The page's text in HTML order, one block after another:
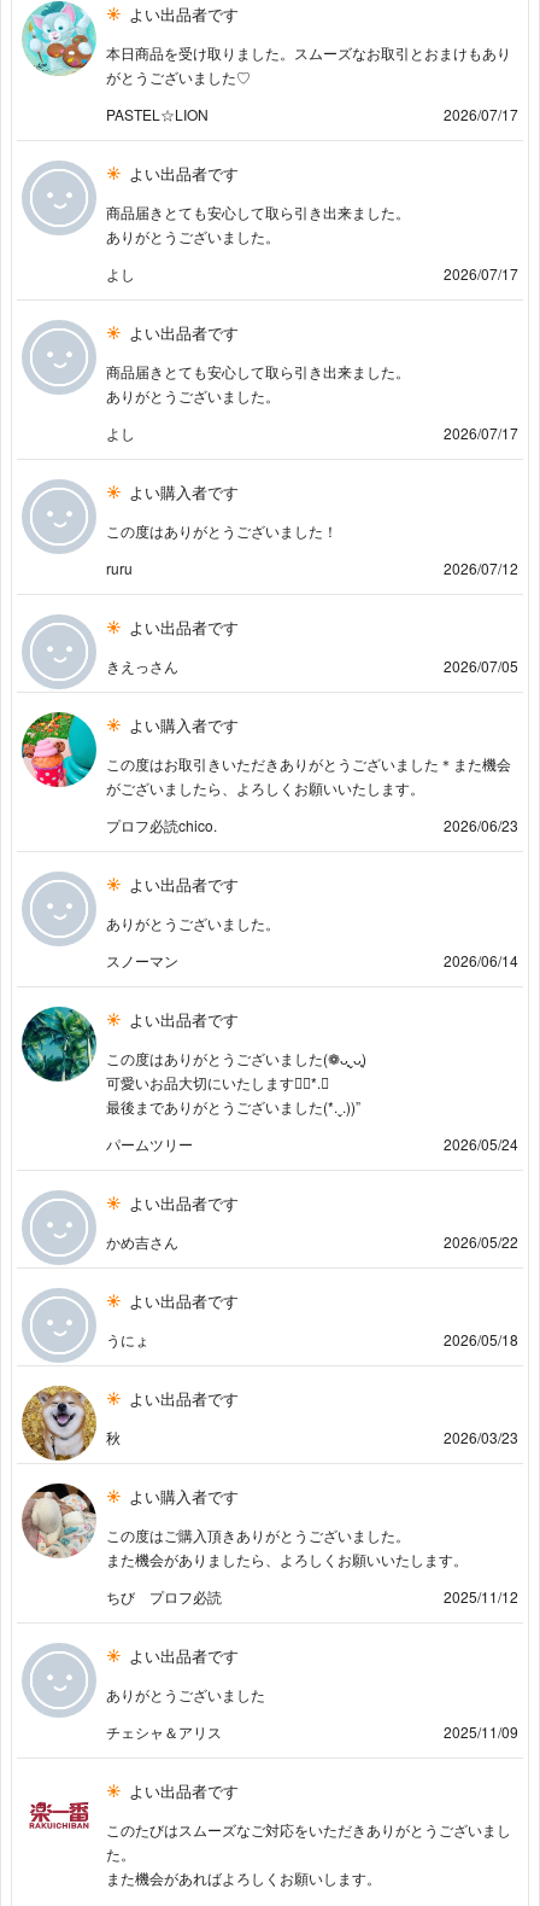
よい出品者です
本日商品を受け取りました。スムーズなお取引とおまけもあり
がとうございました♡
PASTEL☆LION
2026/07/17
よい出品者です
商品届きとても安心して取ら引き出来ました。
ありがとうございました。
よし
2026/07/17
よい出品者です
商品届きとても安心して取ら引き出来ました。
ありがとうございました。
よし
2026/07/17
よい購入者です
この度はありがとうございました！
ruru
2026/07/12
よい出品者です
きえっさん 2026/07/05
よい購入者です
この度はお取引きいただきありがとうございました＊また機会
がございましたら、よろしくお願いいたします。
プロフ必読chico.
2026/06/23
よい出品者です
ありがとうございました。
スノーマン
2026/06/14
よい出品者です
この度はありがとうございました(❁ᴗ͈ˬᴗ͈)
可愛いお品大切にいたします❁⃘*.ﾟ
最後までありがとうございました(*.ˬ.))”
パームツリー
2026/05/24
よい出品者です
かめ吉さん 2026/05/22
よい出品者です
うにょ 2026/05/18
よい出品者です
秋 2026/03/23
よい購入者です
この度はご購入頂きありがとうございました。
また機会がありましたら、よろしくお願いいたします。
ちび プロフ必読
2025/11/12
よい出品者です
ありがとうございました
チェシャ＆アリス
2025/11/09
よい出品者です
このたびはスムーズなご対応をいただきありがとうございまし
た。
また機会があればよろしくお願いします。